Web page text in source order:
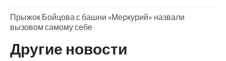
Прыжок Бойцова с башни «Меркурий» назвали
вызовом самому себе
Другие новости